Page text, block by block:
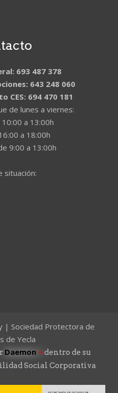
693 487 378
643 248 060
CES: 694 470 181
de lunes a viernes:
10:00 a 13:00h
a 18:00h
9:00 a 13:00h
situación:
| Sociedad Protectora de
de Yecla
Daemon 4dentro de su
Social Corporativa